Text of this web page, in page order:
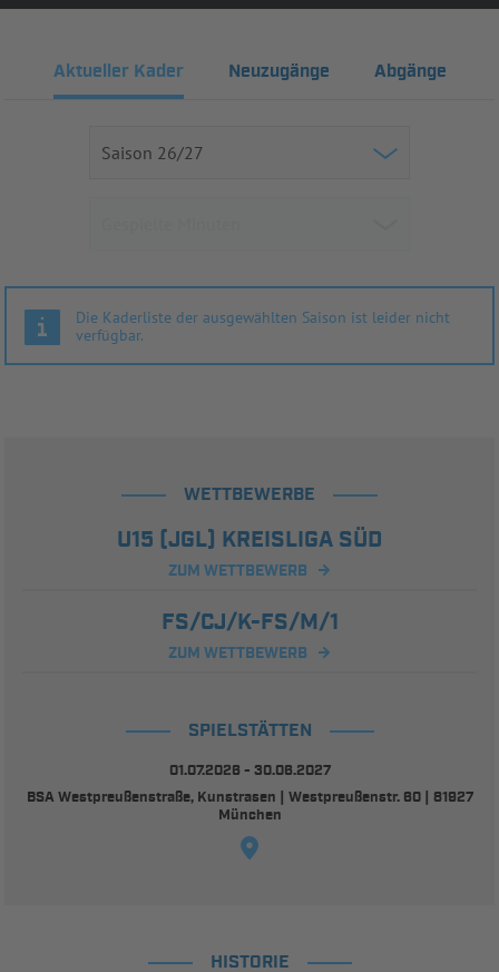
Aktueller Kader Neuzugänge Abgänge
Die Kaderliste der ausgewählten Saison ist leider nicht
verfügbar.
WETTBEWERBE
U15 (JGL) KREISLIGA SÜD
ZUM WETTBEWERB
FS/CJ/K-FS/M/1
ZUM WETTBEWERB
SPIELSTÄTTEN
01.07.2026 - 30.06.2027
BSA Westpreußenstraße, Kunstrasen | Westpreußenstr. 60 | 81927
München
HISTORIE